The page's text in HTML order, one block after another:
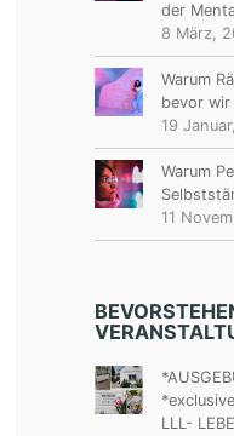
der
8 März,
Warum
bevor wir
19
Warum
11
LLL-